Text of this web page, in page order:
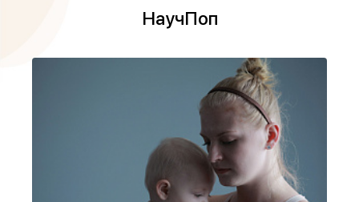
НаучПоп